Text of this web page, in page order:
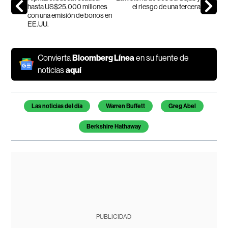
hasta US$25.000 millones
con una emisión de bonos en
EE.UU.
el riesgo de una tercera
ConviertaBloomberg Línea en su fuente de
noticiasaquí
Temas de este artículo
Las noticias del día Warren Buffett Greg Abel
Berkshire Hathaway
PUBLICIDAD